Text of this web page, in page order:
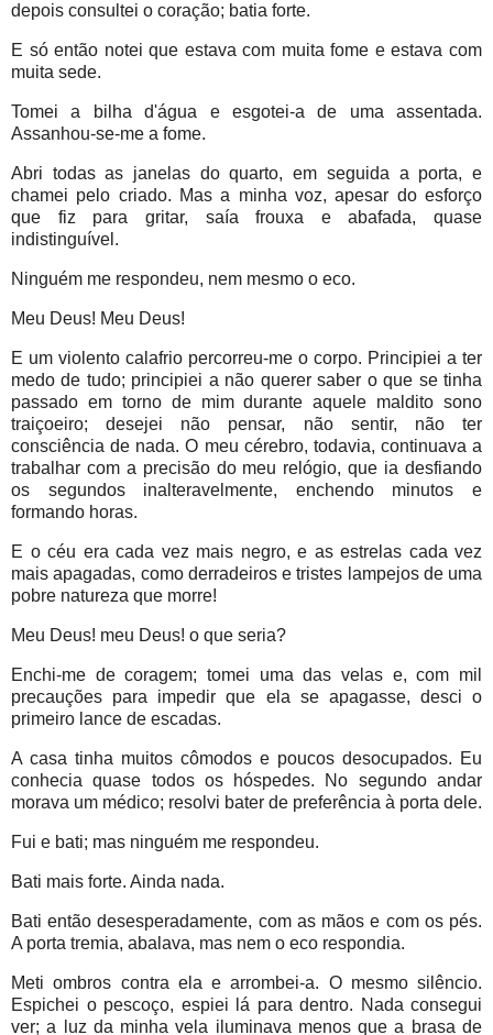
depois consultei o coração; batia forte.
E só então notei que estava com muita fome e estava com
muita sede.
Tomei a bilha d'água e esgotei-a de uma assentada.
Assanhou-se-me a fome.
Abri todas as janelas do quarto, em seguida a porta, e
chamei pelo criado. Mas a minha voz, apesar do esforço
que fiz para gritar, saía frouxa e abafada, quase
indistinguível.
Ninguém me respondeu, nem mesmo o eco.
Meu Deus! Meu Deus!
E um violento calafrio percorreu-me o corpo. Principiei a ter
medo de tudo; principiei a não querer saber o que se tinha
passado em torno de mim durante aquele maldito sono
traiçoeiro; desejei não pensar, não sentir, não ter
consciência de nada. O meu cérebro, todavia, continuava a
trabalhar com a precisão do meu relógio, que ia desfiando
os segundos inalteravelmente, enchendo minutos e
formando horas.
E o céu era cada vez mais negro, e as estrelas cada vez
mais apagadas, como derradeiros e tristes lampejos de uma
pobre natureza que morre!
Meu Deus! meu Deus! o que seria?
Enchi-me de coragem; tomei uma das velas e, com mil
precauções para impedir que ela se apagasse, desci o
primeiro lance de escadas.
A casa tinha muitos cômodos e poucos desocupados. Eu
conhecia quase todos os hóspedes. No segundo andar
morava um médico; resolvi bater de preferência à porta dele.
Fui e bati; mas ninguém me respondeu.
Bati mais forte. Ainda nada.
Bati então desesperadamente, com as mãos e com os pés.
A porta tremia, abalava, mas nem o eco respondia.
Meti ombros contra ela e arrombei-a. O mesmo silêncio.
Espichei o pescoço, espiei lá para dentro. Nada consegui
ver; a luz da minha vela iluminava menos que a brasa de